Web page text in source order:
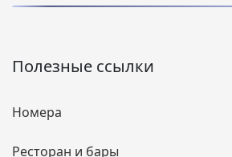
Полезные ссылки
Номера
Ресторан и бары